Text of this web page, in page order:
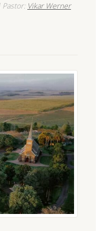
Vikar Werner